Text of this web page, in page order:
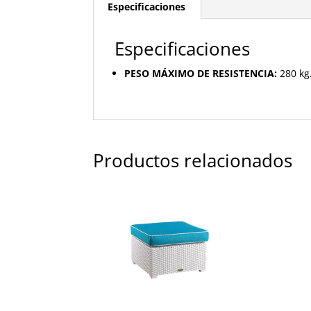
Especificaciones
Especificaciones
PESO MÁXIMO DE RESISTENCIA: 280
Productos relacionados